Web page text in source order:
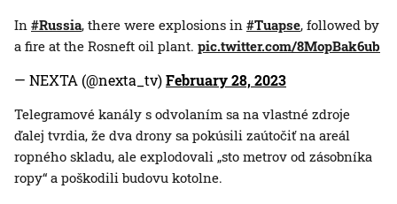
In #Russia, there were explosions in #Tuapse, followed by
a fire at the Rosneft oil plant. pic.twitter.com/8MopBak6ub
— NEXTA (@nexta_tv)February 28, 2023
Telegramové kanály s odvolaním sa na vlastné zdroje
ďalej tvrdia, že dva drony sa pokúsili zaútočiť na areál
ropného skladu, ale explodovali „sto metrov od zásobníka
ropy“ a poškodili budovu kotolne.